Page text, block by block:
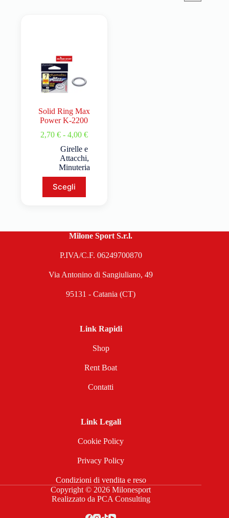
Solid Ring Max
Power K-2200
2,70 € - 4,00 €
Girelle e
Attacchi,
Minuteria
Scegli
Milone Sport S.r.l.
P.IVA/C.F. 06249700870
Via Antonino di Sangiuliano, 49
95131 - Catania (CT)
Link Rapidi
Shop
Rent Boat
Contatti
Link Legali
Cookie Policy
Privacy Policy
Condizioni di vendita e reso
Copyright © 2026 Milonesport
Realizzato da PCA Consulting